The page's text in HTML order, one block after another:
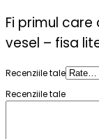
Fi primul
vesel – fisa
Recenziile tale
Recenziile tale